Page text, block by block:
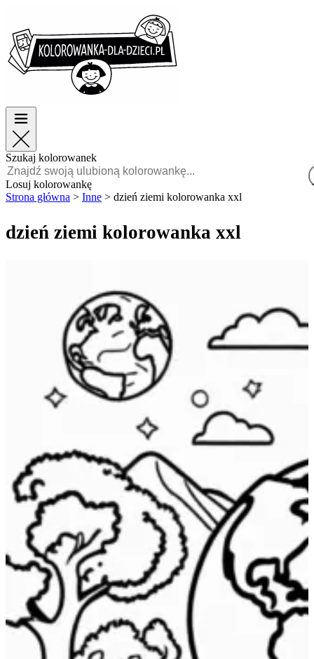
TOP kategorie
Dla chłopców
Dla dziewczynek
Polski
POLSKI
FRANÇAIS
TOP kategorie
Dla chłopców
Dla dziewczynek
Szukaj kolorowanek
Losuj kolorowankę
Strona główna > Inne > dzień ziemi kolorowanka xxl
dzień ziemi kolorowanka xxl